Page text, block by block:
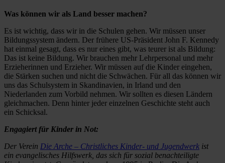
Was können wir als Land besser machen?
Es ist wichtig, dass wir in die Schulen gehen. Wir müssen unser
Bildungssystem ändern. Der frühere US-Präsident John F. Kennedy
hat einmal gesagt, dass es nur eines gibt, was teurer ist als Bildung:
Das ist keine Bildung. Wir brauchen mehr Lehrpersonal und mehr
Erzieherinnen und Erzieher. Wir müssen auf die Kinder eingehen,
die Stärken suchen und nicht die Schwächen. Für all das können wir
uns das Schulsystem in Skandinavien, in Irland und den
Niederlanden zum Vorbild nehmen. Wir sollten es diesen Ländern
gleichmachen. Denn hinter jeder einzelnen Geschichte steht auch
ein Schicksal.
Engagiert für Kinder in Not:
Der Verein Die Arche – Christliches Kinder- und Jugendwerk ist
ein evangelisches Hilfswerk, das sich für sozial benachteiligte